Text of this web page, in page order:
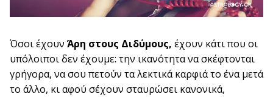
Όσοι έχουν Άρη στους Διδύμους, έχουν κάτι που οι
υπόλοιποι δεν έχουμε: την ικανότητα να σκέφτονται
γρήγορα, να σου πετούν τα λεκτικά καρφιά το ένα μετά
το άλλο, κι αφού σ΄έχουν σταυρώσει κανονικά,